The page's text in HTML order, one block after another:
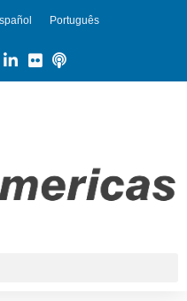
Português